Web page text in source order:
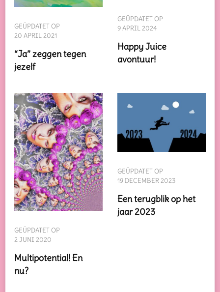
GEÜPDATET OP
20 APRIL 2021
“Ja” zeggen tegen
jezelf
GEÜPDATET OP
9 APRIL 2024
Happy Juice
avontuur!
GEÜPDATET OP
2 JUNI 2020
Multipotential! En
nu?
GEÜPDATET OP
19 DECEMBER 2023
Een terugblik op het
jaar 2023